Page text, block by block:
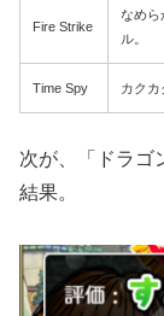
Fire Strike
なめら
ル。
Time Spy カクカ
次が、「ドラゴ
結果。